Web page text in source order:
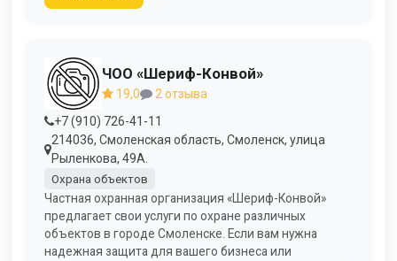
ЧОО «Шериф-Конвой»
19,0
2 отзыва
+7 (910) 726-41-11
214036, Смоленская область, Смоленск, улица
Рыленкова, 49А.
Охрана объектов
Частная охранная организация «Шериф-Конвой»
предлагает свои услуги по охране различных
объектов в городе Смоленске. Если вам нужна
надежная защита для вашего бизнеса или